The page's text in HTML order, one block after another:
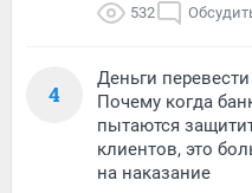
532
4
Деньги
Почему когда
пытаются
клиентов, это
на наказание